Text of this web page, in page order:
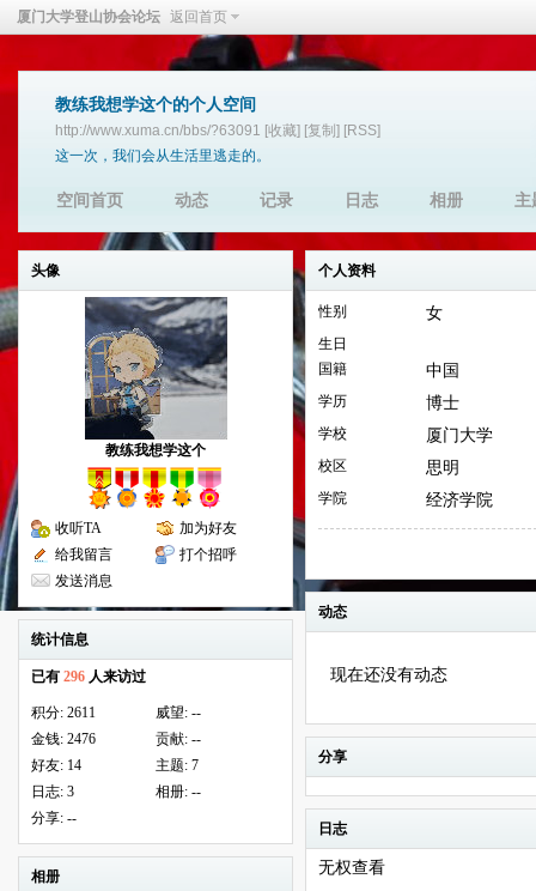
厦门大学登山协会论坛 返回首页
教练我想学这个的个人空间
http://www.xuma.cn/bbs/?63091 [收藏] [复制] [RSS]
这一次，我们会从生活里逃走的。
空间首页 动态 记录 日志 相册 主
头像
教练我想学这个
收听TA
加为好友
给我留言
打个招呼
发送消息
统计信息
已有 296 人来访过
积分: 2611 威望: --
金钱: 2476 贡献: --
好友: 14 主题: 7
日志: 3 相册: --
分享: --
相册
个人资料
性别 女
生日
国籍
中国
学历 博士
学校 厦门大学
校区 思明
学院 经济学院
动态
现在还没有动态
分享
日志
无权查看